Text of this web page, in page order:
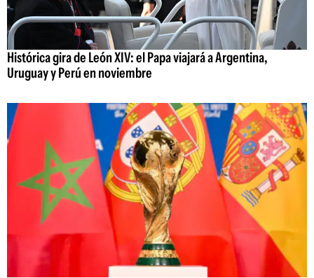
Histórica gira de León XIV: el Papa viajará a Argentina,
Uruguay y Perú en noviembre